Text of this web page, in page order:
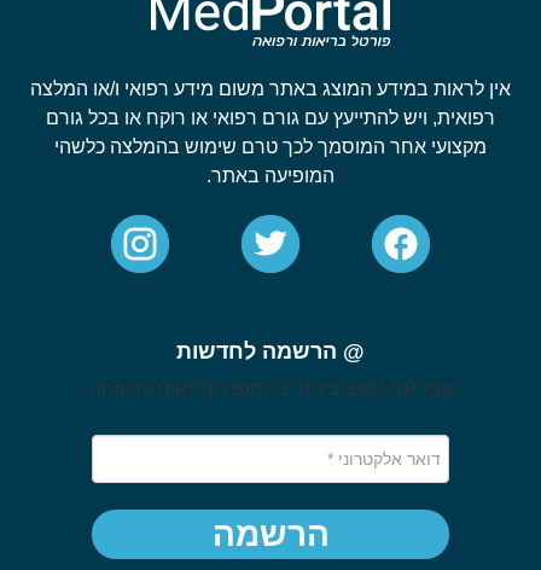
אין לראות במידע המוצג באתר משום מידע רפואי ו/או המלצה
רפואית, ויש להתייעץ עם גורם רפואי או רוקח או בכל גורם
מקצועי אחר המוסמך לכך טרם שימוש בהמלצה כלשהי
המופיעה באתר.
@ הרשמה לחדשות
קבל את הטוב ביותר בתחום הבריאות והרווחה
הרשמה